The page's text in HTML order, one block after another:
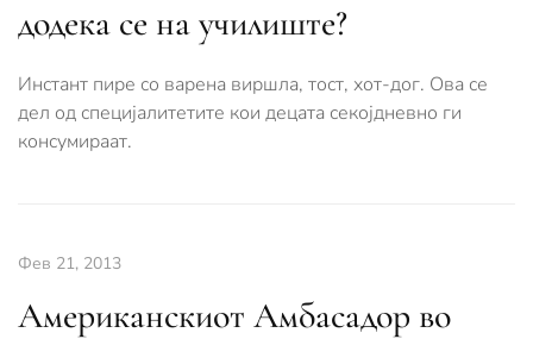
додека се на училиште?
Инстант пире со варена виршла, тост, хот-дог. Ова се
дел од специјалитетите кои децата секојдневно ги
консумираат.
Фев 21, 2013
Американскиот Амбасадор во